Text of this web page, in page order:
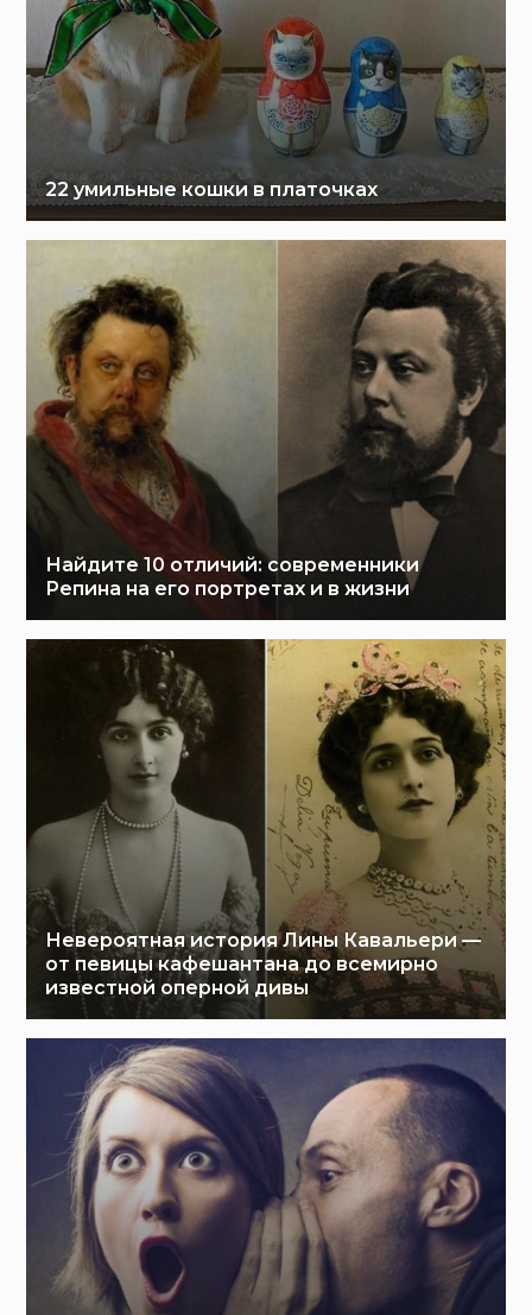
22 умильные кошки в платочках
Найдите 10 отличий: современники
Репина на его портретах и в жизни
Невероятная история Лины Кавальери —
от певицы кафешантана до всемирно
известной оперной дивы